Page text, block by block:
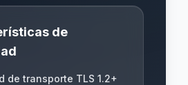
de
de transporte TLS 1.2+